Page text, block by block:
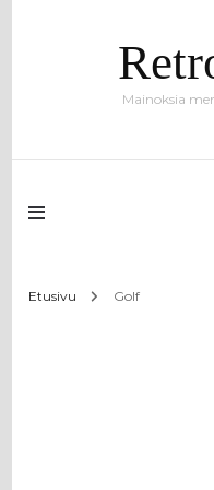
Mainoksia
Etusivu Golf